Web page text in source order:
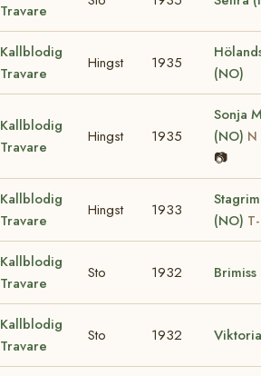
Travare
Kallblodig
Travare
Hingst 1935
(NO)
Kallblodig
Travare
Hingst 1935
Sonja
(NO) N
📷
Kallblodig
Travare
Hingst 1933
(NO)
Kallblodig
Travare
Sto 1932
Kallblodig
Travare
Sto 1932 Viktoria